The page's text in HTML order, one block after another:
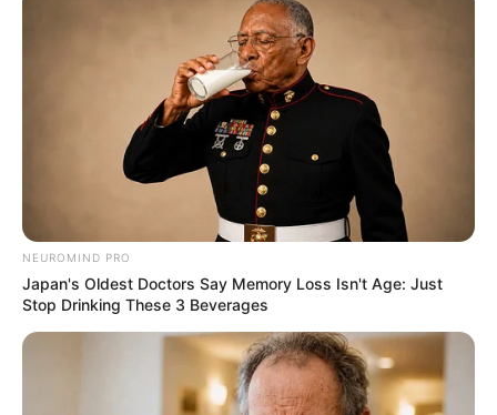
NEUROMIND PRO
Japan's Oldest Doctors Say Memory Loss Isn't Age: Just
Stop Drinking These 3 Beverages